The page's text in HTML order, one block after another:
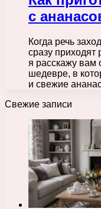
с
Когда речь
сразу приходят
я расскажу вам
шедевре, в
и свежие
Свежие записи